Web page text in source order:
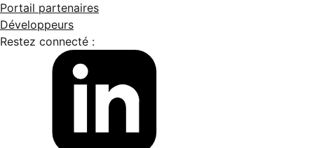
Portail partenaires
Développeurs
Restez connecté :